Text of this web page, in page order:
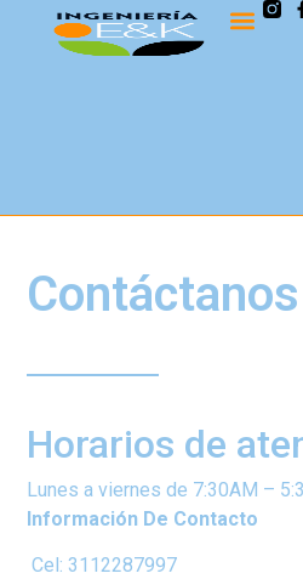
Contáctanos
Horarios de
Lunes a viernes de 7:30AM –
Información De Contacto
Cel: 3112287997